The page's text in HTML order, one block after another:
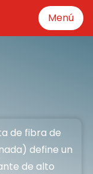
Menú
de fibra de
define un
de alto